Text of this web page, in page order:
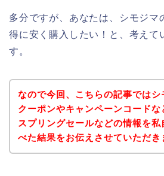
多分ですが、あなたは、シモジマ
得に安く購入したい！と、考えて
す。
なので今回、こちらの記事ではシ
クーポンやキャンペーンコードな
スプリングセールなどの情報を私
べた結果をお伝えさせていただき